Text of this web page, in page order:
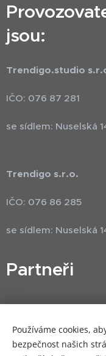
jsou:
Trendigo.studio
IČO: 076 87 281
se sídlem: Nuselská
Trendigo s.r.o.
IČO: 076 86 285
se sídlem: Nuselská
Partneři
Používáme cookies,
bezpečnost našich